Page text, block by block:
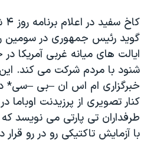
گوید رئیس جمهوری در سومین
ایالت های میانه غربی آمریکا
شنود با مردم شرکت می کند.
خبرگزاری ام اس ان –بی –سی*
کنار تصویری از پرزیدنت اوباما
طرفداران تی پارتی می نویسد
با آزمایش تاکتیکی رو در رو